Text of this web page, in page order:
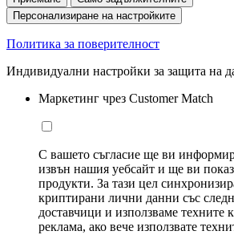
Персонализиране на настройките
Политика за поверителност
Индивидуални настройки за защита на
Маркетинг чрез Customer Match
С вашето съгласие ще ви
извън нашия уебсайт и ще ви
продукти. За тази цел
криптирани лични данни със
доставчици и използваме техните
реклама, ако вече използвате